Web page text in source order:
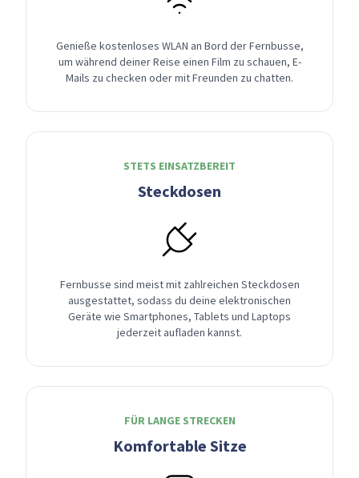
Genieße kostenloses WLAN an Bord der Fernbusse,
um während deiner Reise einen Film zu schauen, E-
Mails zu checken oder mit Freunden zu chatten.
STETS EINSATZBEREIT
Steckdosen
Fernbusse sind meist mit zahlreichen Steckdosen
ausgestattet, sodass du deine elektronischen
Geräte wie Smartphones, Tablets und Laptops
jederzeit aufladen kannst.
FÜR LANGE STRECKEN
Komfortable Sitze